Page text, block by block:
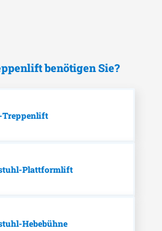
benötigen Sie?
Plattformlift
Hebebühne